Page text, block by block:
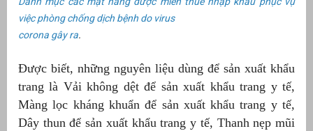
việc phòng chống dịch bệnh do virus
corona gây ra.
Được biết, những nguyên liệu dùng để sản xuất khẩu
trang là Vải không dệt để sản xuất khẩu trang y tế,
Màng lọc kháng khuẩn để sản xuất khẩu trang y tế,
Dây thun để sản xuất khẩu trang y tế, Thanh nẹp mũi